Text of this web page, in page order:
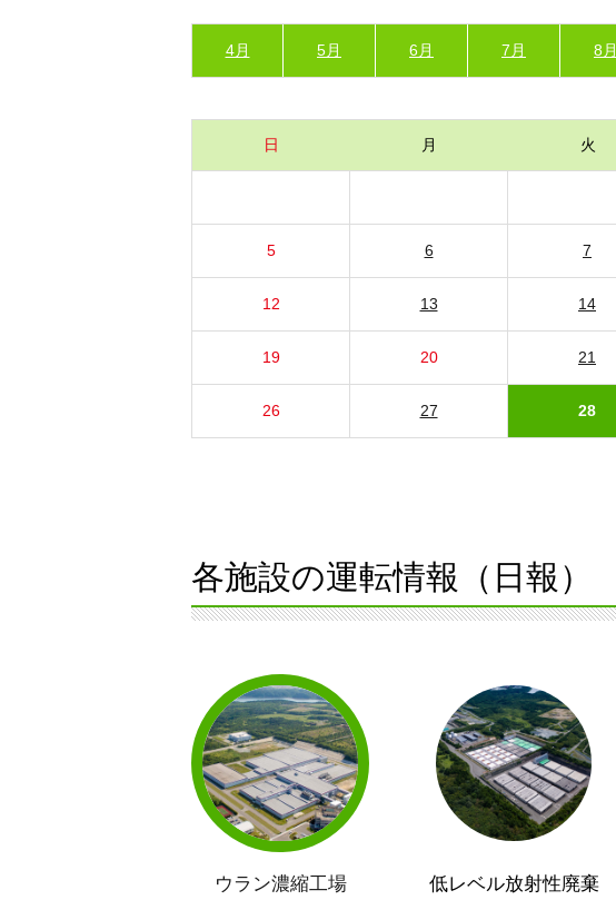
4月 5月 6月 7月 8月
日 月 火
5 6 7
12 13 14
19 20 21
26 27 28
各施設の運転情報（日報）
ウラン濃縮工場 低レベル放射性廃棄